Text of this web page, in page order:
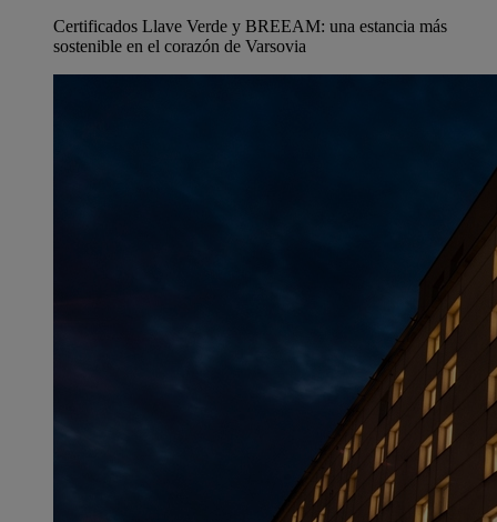
Certificados Llave Verde y BREEAM: una estancia más
sostenible en el corazón de Varsovia